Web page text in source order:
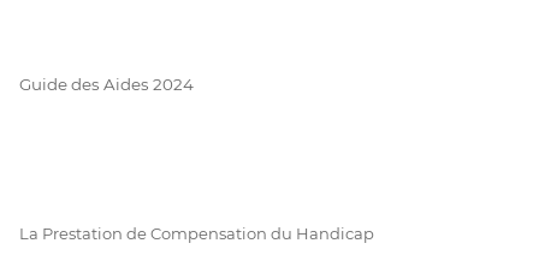
Guide des Aides 2024
La Prestation de Compensation du Handicap